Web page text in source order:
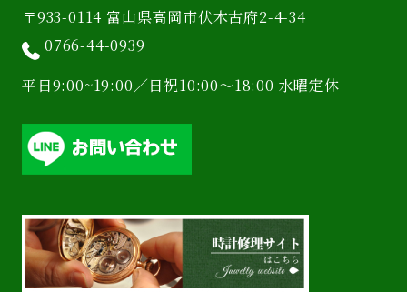
〒933-0114 富山県高岡市伏木古府2-4-34
0766-44-0939
平日9:00~19:00／日祝10:00〜18:00 水曜定休